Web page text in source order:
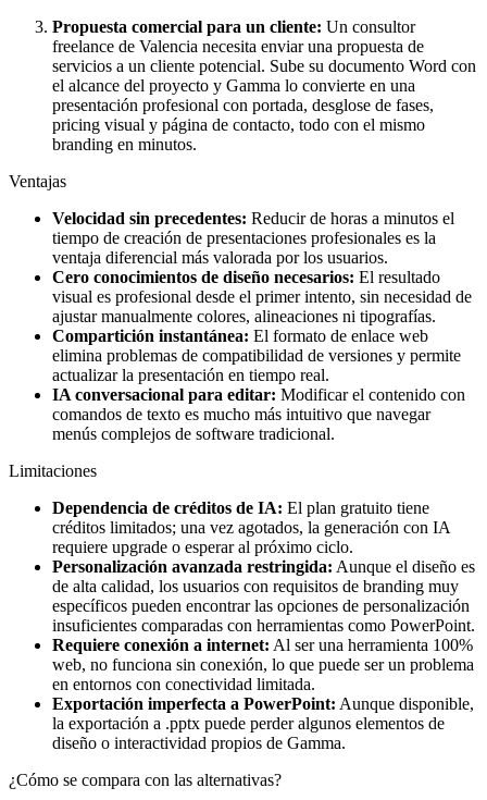
Propuesta comercial para un cliente: Un consultor
freelance de Valencia necesita enviar una propuesta de
servicios a un cliente potencial. Sube su documento Word con
el alcance del proyecto y Gamma lo convierte en una
presentación profesional con portada, desglose de fases,
pricing visual y página de contacto, todo con el mismo
branding en minutos.
Ventajas
Velocidad sin precedentes: Reducir de horas a minutos el
tiempo de creación de presentaciones profesionales es la
ventaja diferencial más valorada por los usuarios.
Cero conocimientos de diseño necesarios: El resultado
visual es profesional desde el primer intento, sin necesidad de
ajustar manualmente colores, alineaciones ni tipografías.
Compartición instantánea: El formato de enlace web
elimina problemas de compatibilidad de versiones y permite
actualizar la presentación en tiempo real.
IA conversacional para editar: Modificar el contenido con
comandos de texto es mucho más intuitivo que navegar
menús complejos de software tradicional.
Limitaciones
Dependencia de créditos de IA: El plan gratuito tiene
créditos limitados; una vez agotados, la generación con IA
requiere upgrade o esperar al próximo ciclo.
Personalización avanzada restringida: Aunque el diseño es
de alta calidad, los usuarios con requisitos de branding muy
específicos pueden encontrar las opciones de personalización
insuficientes comparadas con herramientas como PowerPoint.
Requiere conexión a internet: Al ser una herramienta 100%
web, no funciona sin conexión, lo que puede ser un problema
en entornos con conectividad limitada.
Exportación imperfecta a PowerPoint: Aunque disponible,
la exportación a .pptx puede perder algunos elementos de
diseño o interactividad propios de Gamma.
¿Cómo se compara con las alternativas?